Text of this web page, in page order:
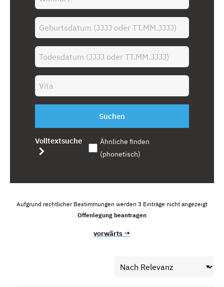
Suchen
Volltextsuche
Ähnliche finden
(phonetisch)
Aufgrund rechtlicher Bestimmungen werden 3 Einträge nicht angezeigt
Offenlegung beantragen
vorwärts →